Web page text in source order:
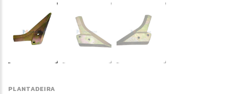
PLANTADEIRA